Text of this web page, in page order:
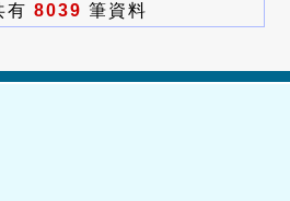
有 8039 筆資料